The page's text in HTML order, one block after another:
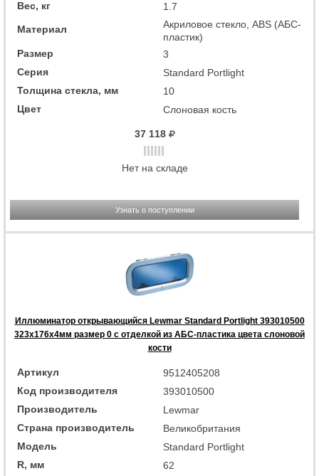
Вес, кг
1.7
Материал
Акриловое стекло, ABS (АБС-
пластик)
Размер
3
Серия
Standard Portlight
Толщина стекла, мм
10
Цвет
Слоновая кость
37 118
Нет на складе
Узнать о поступлении
Иллюминатор открывающийся Lewmar Standard Portlight 393010500
323x176x4мм размер 0 с отделкой из АБС-пластика цвета слоновой
кости
Артикул
9512405208
Код производителя
393010500
Производитель
Lewmar
Страна производитель
Великобритания
Модель
Standard Portlight
R, мм
62